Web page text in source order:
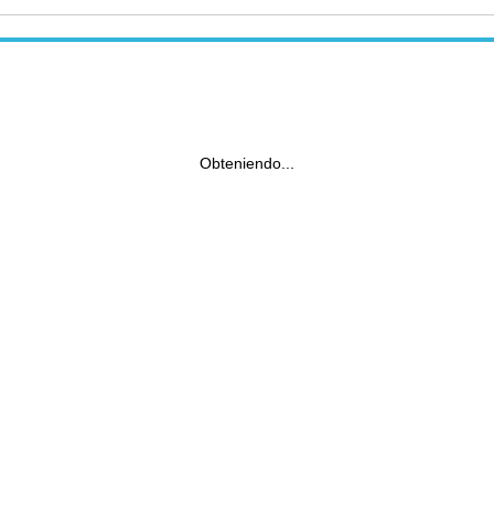
Obteniendo...